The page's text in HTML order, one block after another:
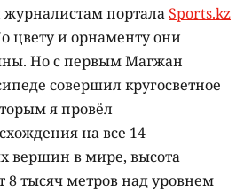
журналистам порталаSports.kz
цвету и орнаменту они
Но с первым Магжан
совершил кругосветное
я провёл
на все 14
вершин в мире, высота
тысяч метров над уровнем